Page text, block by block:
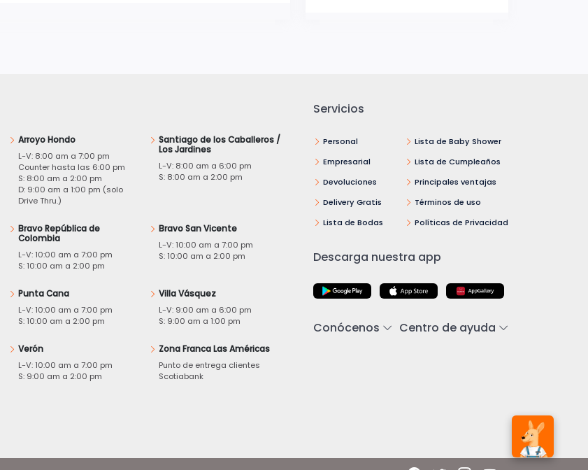
Arroyo Hondo
L-V: 8:00 am a 7:00 pm
Counter hasta las 6:00 pm
S: 8:00 am a 2:00 pm
D: 9:00 am a 1:00 pm (solo
Drive Thru.)
Santiago de los Caballeros /
Los Jardines
L-V: 8:00 am a 6:00 pm
S: 8:00 am a 2:00 pm
Bravo República de
Colombia
L-V: 10:00 am a 7:00 pm
S: 10:00 am a 2:00 pm
Bravo San Vicente
L-V: 10:00 am a 7:00 pm
S: 10:00 am a 2:00 pm
Punta Cana
L-V: 10:00 am a 7:00 pm
S: 10:00 am a 2:00 pm
Villa Vásquez
L-V: 9:00 am a 6:00 pm
S: 9:00 am a 1:00 pm
Verón
L-V: 10:00 am a 7:00 pm
S: 9:00 am a 2:00 pm
Zona Franca Las Américas
Punto de entrega clientes
Scotiabank
Servicios
Personal
Empresarial
Devoluciones
Delivery Gratis
Lista de Bodas
Lista de Baby Shower
Lista de Cumpleaños
Principales ventajas
Términos de uso
Políticas de Privacidad
Descarga nuestra app
Conócenos Centro de ayuda